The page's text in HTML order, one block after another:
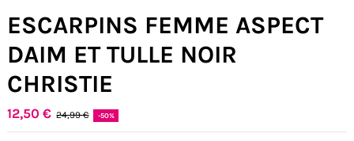
ESCARPINS FEMME ASPECT
DAIM ET TULLE NOIR
CHRISTIE
12,50 € 24,99 € -50%